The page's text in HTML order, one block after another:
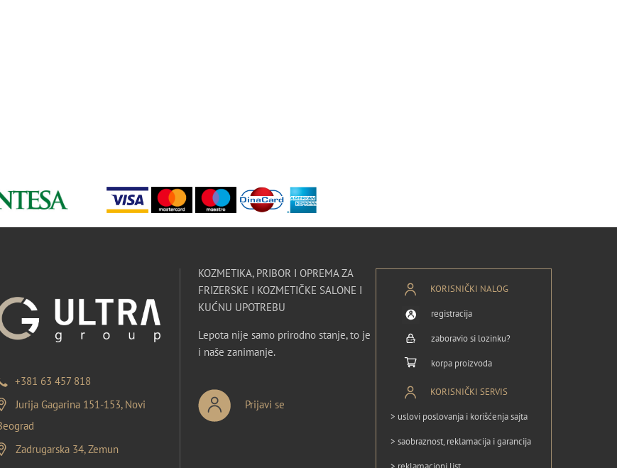
+381 63 457 818
Jurija Gagarina 151-153, Novi
Zadrugarska 34, Zemun
KOZMETIKA, PRIBOR I OPREMA ZA
FRIZERSKE I KOZMETIČKE SALONE I
KUĆNU UPOTREBU
Lepota nije samo prirodno stanje, to je
i naše zanimanje.
Prijavi se
KORISNIČKI NALOG
registracija
zaboravio si lozinku?
korpa proizvoda
KORISNIČKI SERVIS
> uslovi poslovanja i korišćenja sajta
> saobraznost, reklamacija i garancija